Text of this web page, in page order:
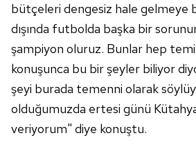
bütçeleri dengesiz hale gelmeye
dışında futbolda başka bir
şampiyon oluruz. Bunlar hep
konuşunca bu bir şeyler biliyor
şeyi burada temenni olarak
olduğumuzda ertesi günü
veriyorum" diye konuştu.